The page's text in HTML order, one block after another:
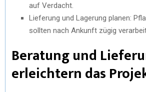
auf Verdacht.
Lieferung und Lagerung planen:
sollten nach Ankunft zügig
Beratung und
erleichtern das